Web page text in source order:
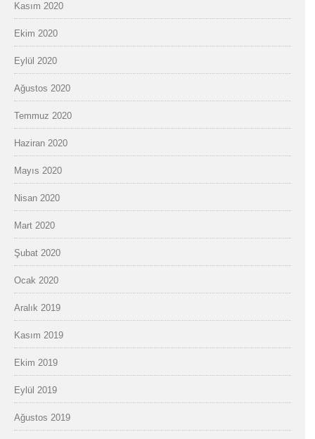
Kasım 2020
Ekim 2020
Eylül 2020
Ağustos 2020
Temmuz 2020
Haziran 2020
Mayıs 2020
Nisan 2020
Mart 2020
Şubat 2020
Ocak 2020
Aralık 2019
Kasım 2019
Ekim 2019
Eylül 2019
Ağustos 2019